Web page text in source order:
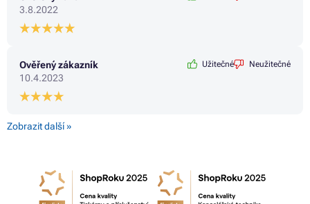
3.8.2022
Ověřený zákazník
10.4.2023
Užitečné Neužitečné
Zobrazit další »